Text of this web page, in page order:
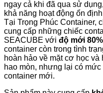
ngay cả khi đã qua sử
khả năng hoạt động ổn
Tại Trọng Phúc Container,
cung cấp những chiếc
SEACUBE với độ mới 80%
container còn trong tình
hoàn hảo về mặt cơ học
hao mòn, nhưng lại có
container mới.